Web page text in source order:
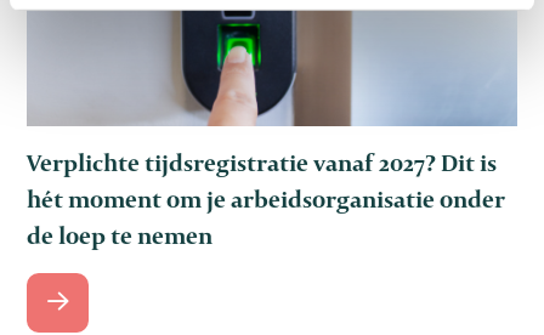
Verplichte tijdsregistratie vanaf 2027? Dit is
hét moment om je arbeidsorganisatie onder
de loep te nemen